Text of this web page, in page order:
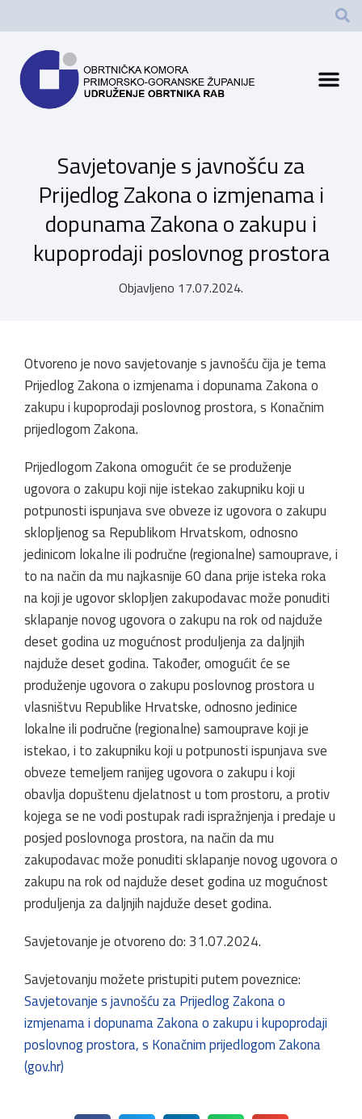
Savjetovanje s javnošću za
Prijedlog Zakona o izmjenama i
dopunama Zakona o zakupu i
kupoprodaji poslovnog prostora
Objavljeno 17.07.2024.
Otvoreno je novo savjetovanje s javnošću čija je tema
Prijedlog Zakona o izmjenama i dopunama Zakona o
zakupu i kupoprodaji poslovnog prostora, s Konačnim
prijedlogom Zakona.
Prijedlogom Zakona omogućit će se produženje
ugovora o zakupu koji nije istekao zakupniku koji u
potpunosti ispunjava sve obveze iz ugovora o zakupu
sklopljenog sa Republikom Hrvatskom, odnosno
jedinicom lokalne ili područne (regionalne) samouprave, i
to na način da mu najkasnije 60 dana prije isteka roka
na koji je ugovor sklopljen zakupodavac može ponuditi
sklapanje novog ugovora o zakupu na rok od najduže
deset godina uz mogućnost produljenja za daljnjih
najduže deset godina. Također, omogućit će se
produženje ugovora o zakupu poslovnog prostora u
vlasništvu Republike Hrvatske, odnosno jedinice
lokalne ili područne (regionalne) samouprave koji je
istekao, i to zakupniku koji u potpunosti ispunjava sve
obveze temeljem ranijeg ugovora o zakupu i koji
obavlja dopuštenu djelatnost u tom prostoru, a protiv
kojega se ne vodi postupak radi ispražnjenja i predaje u
posjed poslovnoga prostora, na način da mu
zakupodavac može ponuditi sklapanje novog ugovora o
zakupu na rok od najduže deset godina uz mogućnost
produljenja za daljnjih najduže deset godina.
Savjetovanje je otvoreno do: 31.07.2024.
Savjetovanju možete pristupiti putem poveznice:
Savjetovanje s javnošću za Prijedlog Zakona o
izmjenama i dopunama Zakona o zakupu i kupoprodaji
poslovnog prostora, s Konačnim prijedlogom Zakona
(gov.hr)